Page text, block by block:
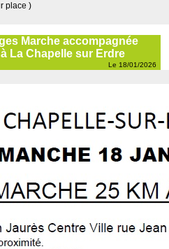
place )
Marche accompagnée
La Chapelle sur Erdre
Le 18/01/2026